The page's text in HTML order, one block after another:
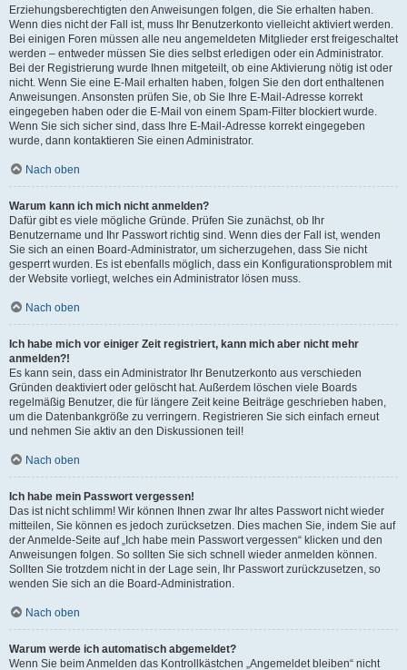
Erziehungsberechtigten den Anweisungen folgen, die Sie erhalten haben.
Wenn dies nicht der Fall ist, muss Ihr Benutzerkonto vielleicht aktiviert werden.
Bei einigen Foren müssen alle neu angemeldeten Mitglieder erst freigeschaltet
werden – entweder müssen Sie dies selbst erledigen oder ein Administrator.
Bei der Registrierung wurde Ihnen mitgeteilt, ob eine Aktivierung nötig ist oder
nicht. Wenn Sie eine E-Mail erhalten haben, folgen Sie den dort enthaltenen
Anweisungen. Ansonsten prüfen Sie, ob Sie Ihre E-Mail-Adresse korrekt
eingegeben haben oder die E-Mail von einem Spam-Filter blockiert wurde.
Wenn Sie sich sicher sind, dass Ihre E-Mail-Adresse korrekt eingegeben
wurde, dann kontaktieren Sie einen Administrator.
Nach oben
Warum kann ich mich nicht anmelden?
Dafür gibt es viele mögliche Gründe. Prüfen Sie zunächst, ob Ihr
Benutzername und Ihr Passwort richtig sind. Wenn dies der Fall ist, wenden
Sie sich an einen Board-Administrator, um sicherzugehen, dass Sie nicht
gesperrt wurden. Es ist ebenfalls möglich, dass ein Konfigurationsproblem mit
der Website vorliegt, welches ein Administrator lösen muss.
Nach oben
Ich habe mich vor einiger Zeit registriert, kann mich aber nicht mehr
anmelden?!
Es kann sein, dass ein Administrator Ihr Benutzerkonto aus verschieden
Gründen deaktiviert oder gelöscht hat. Außerdem löschen viele Boards
regelmäßig Benutzer, die für längere Zeit keine Beiträge geschrieben haben,
um die Datenbankgröße zu verringern. Registrieren Sie sich einfach erneut
und nehmen Sie aktiv an den Diskussionen teil!
Nach oben
Ich habe mein Passwort vergessen!
Das ist nicht schlimm! Wir können Ihnen zwar Ihr altes Passwort nicht wieder
mitteilen, Sie können es jedoch zurücksetzen. Dies machen Sie, indem Sie auf
der Anmelde-Seite auf „Ich habe mein Passwort vergessen“ klicken und den
Anweisungen folgen. So sollten Sie sich schnell wieder anmelden können.
Sollten Sie trotzdem nicht in der Lage sein, Ihr Passwort zurückzusetzen, so
wenden Sie sich an die Board-Administration.
Nach oben
Warum werde ich automatisch abgemeldet?
Wenn Sie beim Anmelden das Kontrollkästchen „Angemeldet bleiben“ nicht